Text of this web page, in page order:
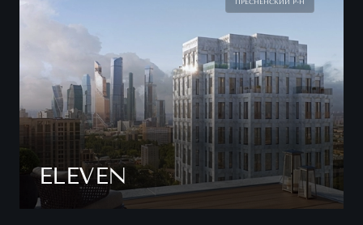
ПРЕСНЕНСКИЙ Р-Н
ELEVEN